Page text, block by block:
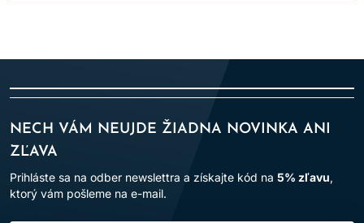
NECH VÁM NEUJDE ŽIADNA NOVINKA ANI
ZĽAVA
Prihláste sa na odber newslettra a získajte kód na 5% zľavu,
ktorý vám pošleme na e-mail.